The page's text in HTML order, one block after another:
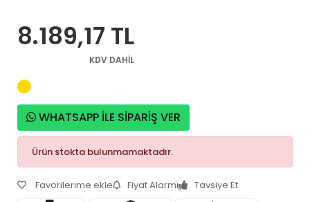
8.189,17 TL
KDV DAHİL
WHATSAPP İLE SİPARİŞ VER
Ürün stokta bulunmamaktadır.
Favorilerime ekle Fiyat Alarmı Tavsiye Et